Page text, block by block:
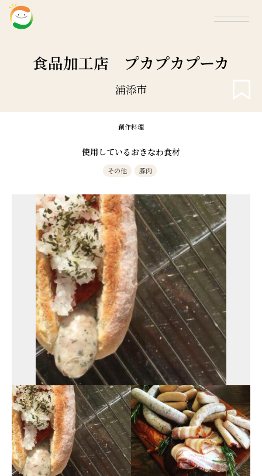
食品加工店 プカプカプーカ
浦添市
創作料理
使用しているおきなわ食材
その他 豚肉